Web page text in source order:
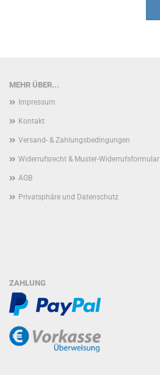
MEHR ÜBER...
Impressum
Kontakt
Versand- & Zahlungsbedingungen
Widerrufsrecht & Muster-Widerrufsformular
AGB
Privatsphäre und Datenschutz
ZAHLUNG